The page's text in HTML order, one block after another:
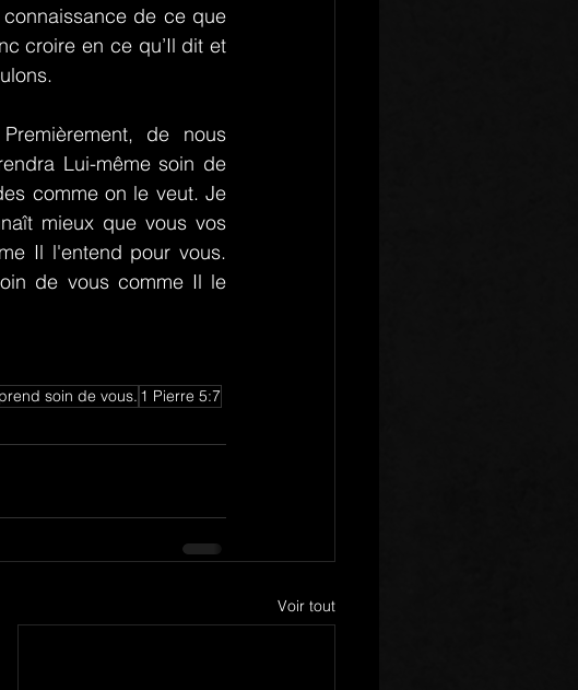
de ce que
croire en ce qu’Il dit et
de nous
Lui-même soin de
comme on le veut. Je
mieux que vous vos
Il l'entend pour vous.
de vous comme Il le
soin de vous. 1 Pierre 5:7
Voir tout